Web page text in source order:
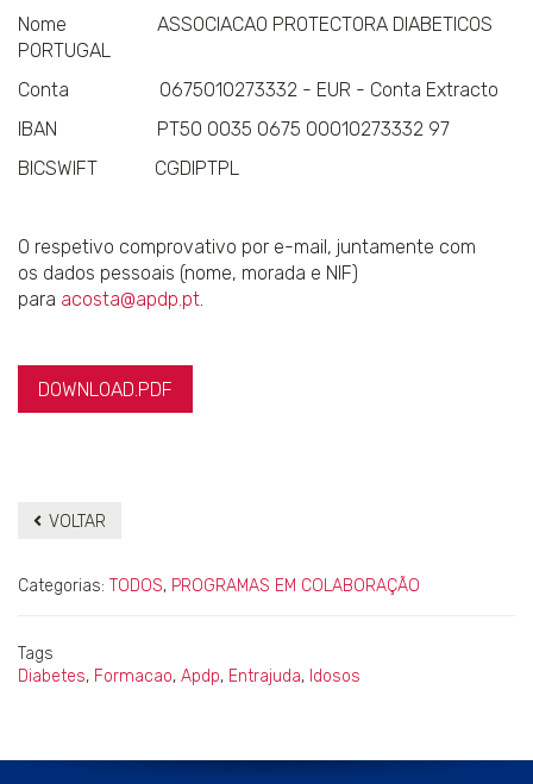
Nome ASSOCIACAO PROTECTORA DIABETICOS
PORTUGAL
Conta 0675010273332 - EUR - Conta Extracto
IBAN PT50 0035 0675 00010273332 97
BICSWIFT CGDIPTPL
O respetivo comprovativo por e-mail, juntamente com
os dados pessoais (nome, morada e NIF)
para acosta@apdp.pt.
DOWNLOAD.PDF
VOLTAR
Categorias: TODOS, PROGRAMAS EM COLABORAÇÃO
Tags
Diabetes, Formacao, Apdp, Entrajuda, Idosos